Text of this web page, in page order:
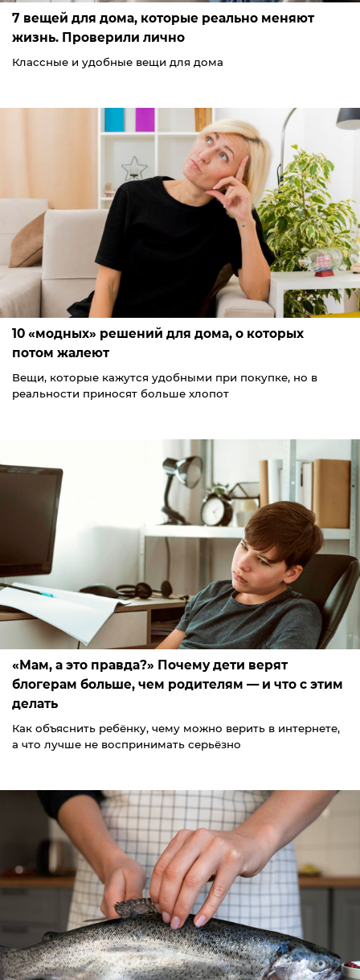
7 вещей для дома, которые реально меняют
жизнь. Проверили лично
Классные и удобные вещи для дома
10 «модных» решений для дома, о которых
потом жалеют
Вещи, которые кажутся удобными при покупке, но в
реальности приносят больше хлопот
«Мам, а это правда?» Почему дети верят
блогерам больше, чем родителям — и что с этим
делать
Как объяснить ребёнку, чему можно верить в интернете,
а что лучше не воспринимать серьёзно